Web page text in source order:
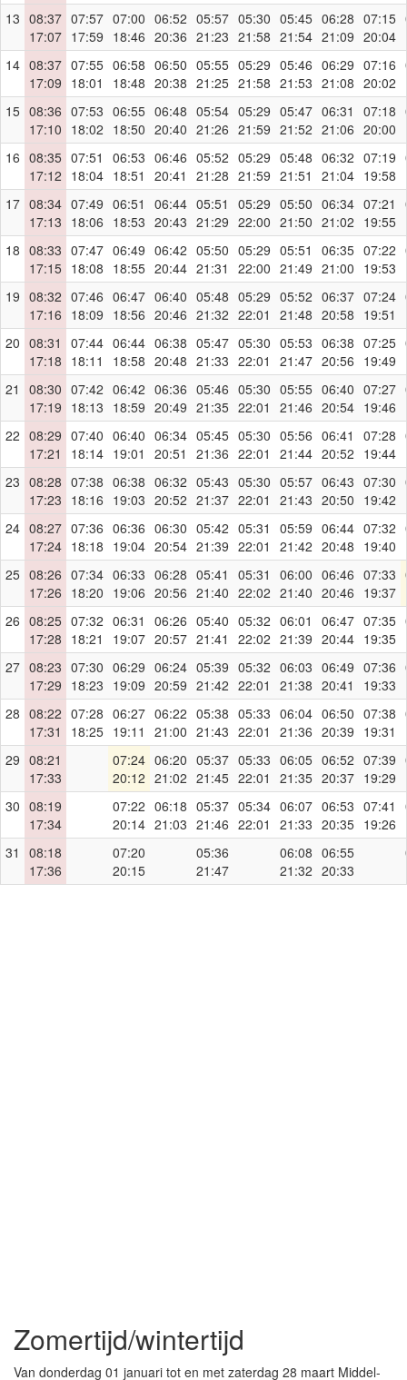
13 08:37
17:07
07:57
17:59
07:00
18:46
06:52
20:36
05:57
21:23
05:30
21:58
05:45
21:54
06:28
21:09
07:15
20:04
14 08:37
17:09
07:55
18:01
06:58
18:48
06:50
20:38
05:55
21:25
05:29
21:58
05:46
21:53
06:29
21:08
07:16
20:02
15 08:36
17:10
07:53
18:02
06:55
18:50
06:48
20:40
05:54
21:26
05:29
21:59
05:47
21:52
06:31
21:06
07:18
20:00
16 08:35
17:12
07:51
18:04
06:53
18:51
06:46
20:41
05:52
21:28
05:29
21:59
05:48
21:51
06:32
21:04
07:19
19:58
17 08:34
17:13
07:49
18:06
06:51
18:53
06:44
20:43
05:51
21:29
05:29
22:00
05:50
21:50
06:34
21:02
07:21
19:55
18 08:33
17:15
07:47
18:08
06:49
18:55
06:42
20:44
05:50
21:31
05:29
22:00
05:51
21:49
06:35
21:00
07:22
19:53
19 08:32
17:16
07:46
18:09
06:47
18:56
06:40
20:46
05:48
21:32
05:29
22:01
05:52
21:48
06:37
20:58
07:24
19:51
20 08:31
17:18
07:44
18:11
06:44
18:58
06:38
20:48
05:47
21:33
05:30
22:01
05:53
21:47
06:38
20:56
07:25
19:49
21
08:30
17:19
07:42
18:13
06:42
18:59
06:36
20:49
05:46
21:35
05:30
22:01
05:55
21:46
06:40
20:54
07:27
19:46
22 08:29
17:21
07:40
18:14
06:40
19:01
06:34
20:51
05:45
21:36
05:30
22:01
05:56
21:44
06:41
20:52
07:28
19:44
23 08:28
17:23
07:38
18:16
06:38
19:03
06:32
20:52
05:43
21:37
05:30
22:01
05:57
21:43
06:43
20:50
07:30
19:42
24 08:27
17:24
07:36
18:18
06:36
19:04
06:30
20:54
05:42
21:39
05:31
22:01
05:59
21:42
06:44
20:48
07:32
19:40
25 08:26
17:26
07:34
18:20
06:33
19:06
06:28
20:56
05:41
21:40
05:31
22:02
06:00
21:40
06:46
20:46
07:33
19:37
26 08:25
17:28
07:32
18:21
06:31
19:07
06:26
20:57
05:40
21:41
05:32
22:02
06:01
21:39
06:47
20:44
07:35
19:35
27 08:23
17:29
07:30
18:23
06:29
19:09
06:24
20:59
05:39
21:42
05:32
22:01
06:03
21:38
06:49
20:41
07:36
19:33
28 08:22
17:31
07:28
18:25
06:27
19:11
06:22
21:00
05:38
21:43
05:33
22:01
06:04
21:36
06:50
20:39
07:38
19:31
29 08:21
17:33
07:24
20:12
06:20
21:02
05:37
21:45
05:33
22:01
06:05
21:35
06:52
20:37
07:39
19:29
30 08:19
17:34
07:22
20:14
06:18
21:03
05:37
21:46
05:34
22:01
06:07
21:33
06:53
20:35
07:41
19:26
31
08:18
17:36
07:20
20:15
05:36
21:47
06:08
21:32
06:55
20:33
Zomertijd/wintertijd
Van donderdag 01 januari tot en met zaterdag 28 maart Middel-